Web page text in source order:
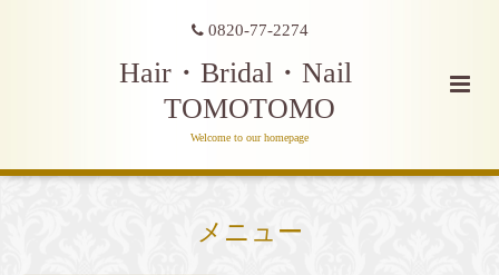
0820-77-2274
Hair・Bridal・Nail
TOMOTOMO
Welcome to our homepage
メニュー